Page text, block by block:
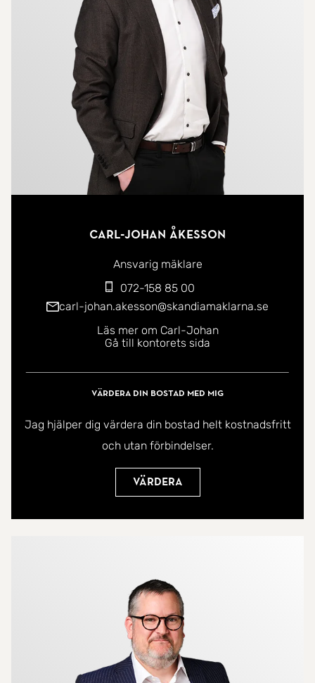
Det helkaklade badrummet håller samma höga
nivå och erbjuder både golvvärme, praktisk
tvättsektion samt kombinerad tvätt- och
torkmaskin. Förvaringen är väl tillgodosedd genom
flertalet garderober samt ett tillhörande förråd i
Som boende i föreningen har du dessutom tillgång
till både gym och bastu - belägna på den
Läget i Munksjöstaden är svårslaget med närhet
till välsorterad matbutik, utmärkta
kommunikationer samt smidigt cykelavstånd till
både city och högskolan. Här bor du modernt,
bekvämt och med allt du behöver inom räckhåll.
handläggande fastighetsmäklare Carl-Johan
Åkesson för ytterligare infroamtion!
Carl-Johan Åkesson
Ansvarig mäklare
072-158 85 00
carl-johan.akesson@skandiamaklarna.se
Läs mer om Carl-Johan
Gå till kontorets sida
Värdera din bostad med mig
Jag hjälper dig värdera din bostad helt kostnadsfritt
och utan förbindelser.
Värdera